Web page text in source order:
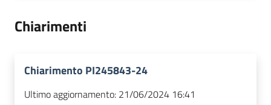
Chiarimenti
Chiarimento PI245843-24
Ultimo aggiornamento: 21/06/2024 16:41